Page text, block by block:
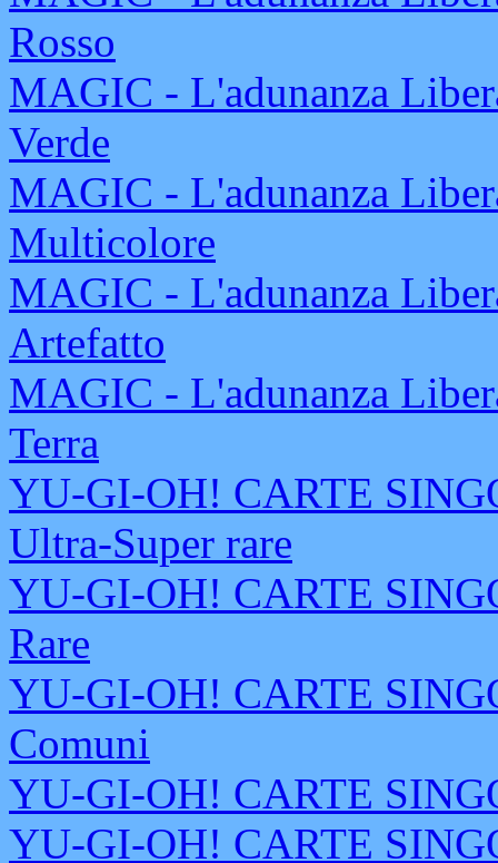
Rosso
MAGIC - L'adunanza
Verde
MAGIC - L'adunanza
Multicolore
MAGIC - L'adunanza
Artefatto
MAGIC - L'adunanza
Terra
YU-GI-OH! CARTE
Ultra-Super rare
YU-GI-OH! CARTE
Rare
YU-GI-OH! CARTE
Comuni
YU-GI-OH! CARTE
YU-GI-OH! CARTE